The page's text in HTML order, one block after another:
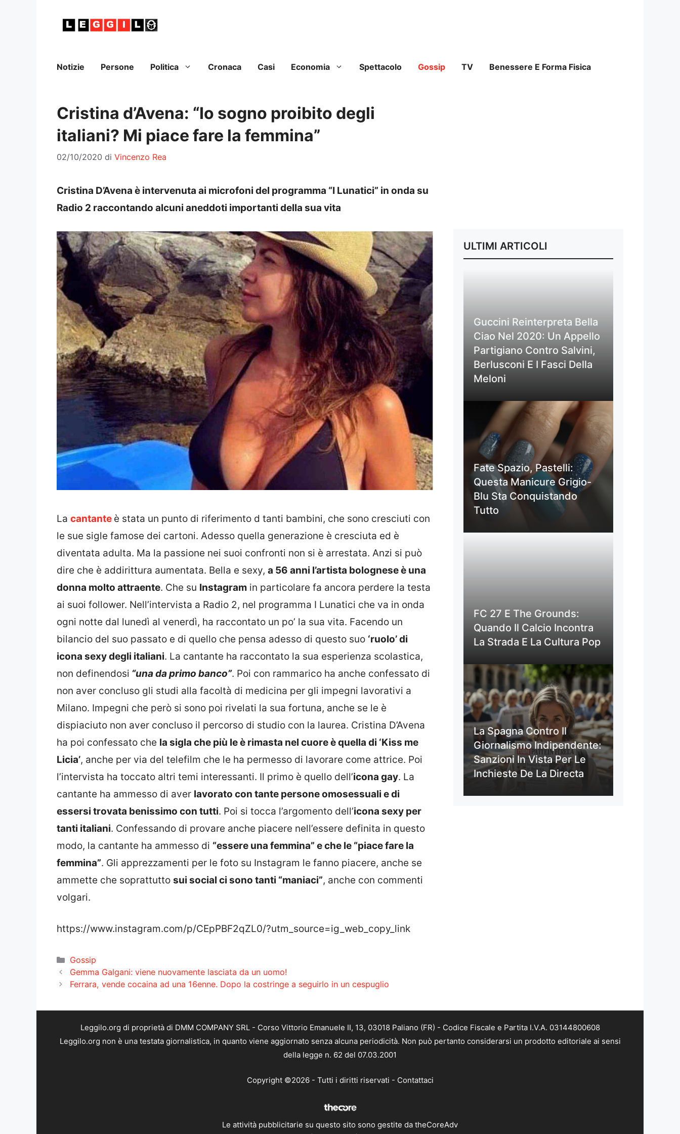
Notizie Persone Politica Cronaca Casi Economia Spettacolo Gossip TV Benessere E Forma Fisica
Cristina d’Avena: “Io sogno proibito degli
italiani? Mi piace fare la femmina”
02/10/2020 di Vincenzo Rea
Cristina D’Avena è intervenuta ai microfoni del programma “I Lunatici” in onda su
Radio 2 raccontando alcuni aneddoti importanti della sua vita
La cantante è stata un punto di riferimento d tanti bambini, che sono cresciuti con
le sue sigle famose dei cartoni. Adesso quella generazione è cresciuta ed è
diventata adulta. Ma la passione nei suoi confronti non si è arrestata. Anzi si può
dire che è addirittura aumentata. Bella e sexy, a 56 anni l’artista bolognese è una
donna molto attraente. Che su Instagram in particolare fa ancora perdere la testa
ai suoi follower. Nell’intervista a Radio 2, nel programma I Lunatici che va in onda
ogni notte dal lunedì al venerdì, ha raccontato un po’ la sua vita. Facendo un
bilancio del suo passato e di quello che pensa adesso di questo suo ‘ruolo’ di
icona sexy degli italiani. La cantante ha raccontato la sua esperienza scolastica,
non definendosi “una da primo banco”. Poi con rammarico ha anche confessato di
non aver concluso gli studi alla facoltà di medicina per gli impegni lavorativi a
Milano. Impegni che però si sono poi rivelati la sua fortuna, anche se le è
dispiaciuto non aver concluso il percorso di studio con la laurea. Cristina D’Avena
ha poi confessato che la sigla che più le è rimasta nel cuore è quella di ‘Kiss me
Licia’, anche per via del telefilm che le ha permesso di lavorare come attrice. Poi
l’intervista ha toccato altri temi interessanti. Il primo è quello dell’icona gay. La
cantante ha ammesso di aver lavorato con tante persone omosessuali e di
essersi trovata benissimo con tutti. Poi si tocca l’argomento dell’icona sexy per
tanti italiani. Confessando di provare anche piacere nell’essere definita in questo
modo, la cantante ha ammesso di “essere una femmina” e che le “piace fare la
femmina”. Gli apprezzamenti per le foto su Instagram le fanno piacere, anche se
ammette che soprattutto sui social ci sono tanti “maniaci”, anche con commenti
volgari.
https://www.instagram.com/p/CEpPBF2qZL0/?utm_source=ig_web_copy_link
Categorie
Gossip
Gemma Galgani: viene nuovamente lasciata da un uomo!
Ferrara, vende cocaina ad una 16enne. Dopo la costringe a seguirlo in un cespuglio
ULTIMI ARTICOLI
Guccini Reinterpreta Bella
Ciao Nel 2020: Un Appello
Partigiano Contro Salvini,
Berlusconi E I Fasci Della
Meloni
Fate Spazio, Pastelli:
Questa Manicure Grigio-
Blu Sta Conquistando
Tutto
FC 27 E The Grounds:
Quando Il Calcio Incontra
La Strada E La Cultura Pop
La Spagna Contro Il
Giornalismo Indipendente:
Sanzioni In Vista Per Le
Inchieste De La Directa
Leggilo.org di proprietà di DMM COMPANY SRL - Corso Vittorio Emanuele II, 13, 03018 Paliano (FR) - Codice Fiscale e Partita I.V.A. 03144800608
Leggilo.org non è una testata giornalistica, in quanto viene aggiornato senza alcuna periodicità. Non può pertanto considerarsi un prodotto editoriale ai sensi
della legge n. 62 del 07.03.2001
Copyright ©2026 - Tutti i diritti riservati - Contattaci
Le attività pubblicitarie su questo sito sono gestite da theCoreAdv